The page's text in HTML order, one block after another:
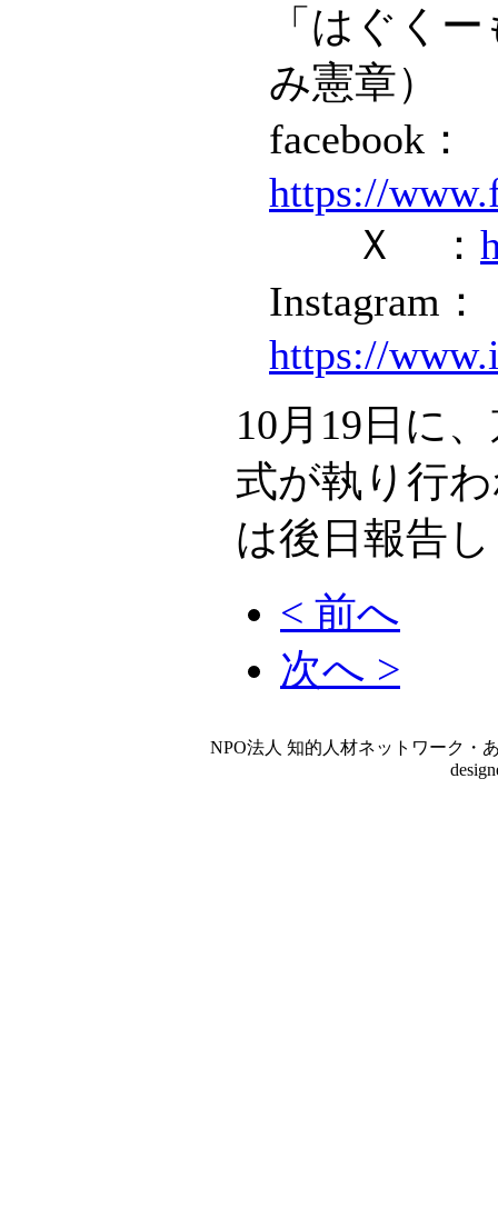
「はぐく
み憲章）
facebook：
https://
Ｘ ：
Instagram：
https://
10月19日に
式が執り行
は後日報告
< 前へ
次へ >
NPO法人 知的人材ネットワーク・